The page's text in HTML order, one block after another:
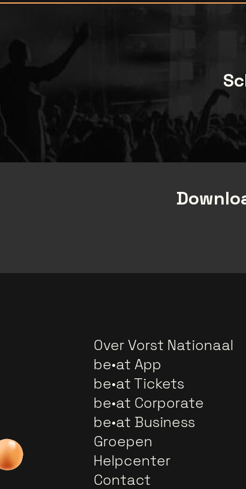
Over Vorst Nationaal
be•at App
be•at Tickets
be•at Corporate
be•at Business
Groepen
Helpcenter
Contact